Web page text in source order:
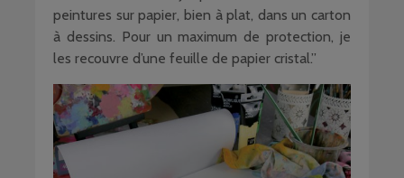
peintures sur papier, bien à plat, dans un carton
à dessins. Pour un maximum de protection, je
les recouvre d’une feuille de papier cristal.”